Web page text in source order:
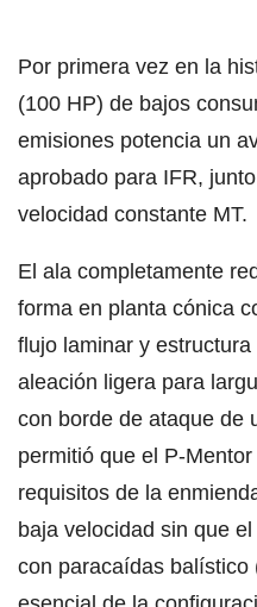
Por primera vez en la
(100 HP) de bajos
emisiones potencia un
aprobado para IFR,
velocidad constante MT.
El ala completamente
forma en planta cónica
flujo laminar y
aleación ligera para
con borde de ataque de
permitió que el P-
requisitos de la
baja velocidad sin que
con paracaídas balístico